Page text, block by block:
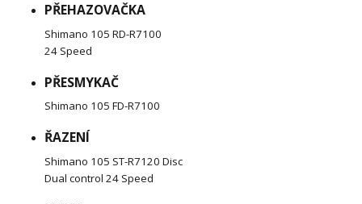
PŘEHAZOVAČKA
Shimano 105 RD-R7100
24 Speed
PŘESMYKAČ
Shimano 105 FD-R7100
ŘAZENÍ
Shimano 105 ST-R7120 Disc
Dual control 24 Speed